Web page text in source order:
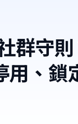
群守
、鎖